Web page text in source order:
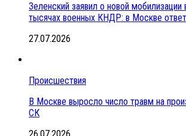
Зеленский заявил о новой
тысячах военных КНДР: в Москве
27.07.2026
Происшествия
В Москве выросло число травм на
СК